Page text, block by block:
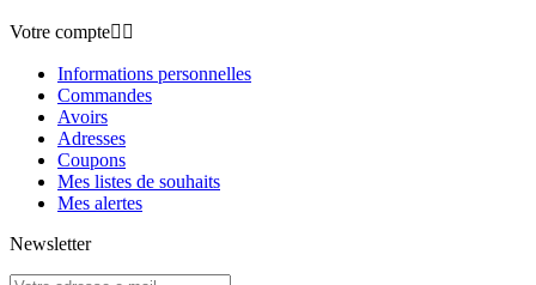
Votre compte 
Informations personnelles
Commandes
Avoirs
Adresses
Coupons
Mes listes de souhaits
Mes alertes
Newsletter